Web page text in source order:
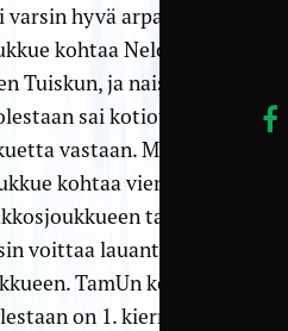
hyvä arpaonni.
kohtaa Nelosessa
Tuiskun, ja naisten
sai kotiottelun
vastaan. Miesten
kohtaa vieraissa
tai FC
voittaa lauantaina
TamUn kolmos­
on 1. kierroksella